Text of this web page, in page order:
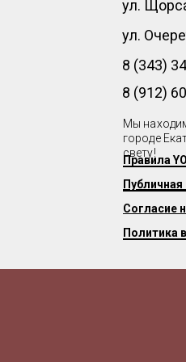
ул.
ул.
8 (912)
8 (343)
Мы
городе
свету!
Правила
Согласие
Политика